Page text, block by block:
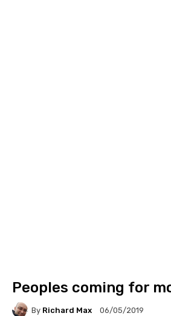
Peoples coming for
By Richard Max 06/05/2019